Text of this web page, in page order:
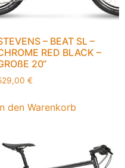
– BEAT SL –
RED BLACK –
20“
€
den Warenkorb